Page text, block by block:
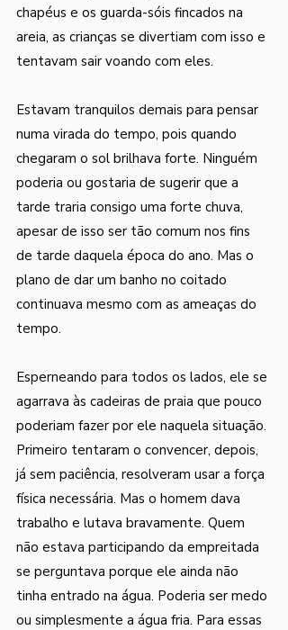
chapéus e os guarda-sóis fincados na
areia, as crianças se divertiam com isso e
tentavam sair voando com eles.
Estavam tranquilos demais para pensar
numa virada do tempo, pois quando
chegaram o sol brilhava forte. Ninguém
poderia ou gostaria de sugerir que a
tarde traria consigo uma forte chuva,
apesar de isso ser tão comum nos fins
de tarde daquela época do ano. Mas o
plano de dar um banho no coitado
continuava mesmo com as ameaças do
tempo.
Esperneando para todos os lados, ele se
agarrava às cadeiras de praia que pouco
poderiam fazer por ele naquela situação.
Primeiro tentaram o convencer, depois,
já sem paciência, resolveram usar a força
física necessária. Mas o homem dava
trabalho e lutava bravamente. Quem
não estava participando da empreitada
se perguntava porque ele ainda não
tinha entrado na água. Poderia ser medo
ou simplesmente a água fria. Para essas